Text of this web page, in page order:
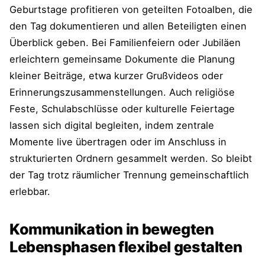
Geburtstage profitieren von geteilten Fotoalben, die
den Tag dokumentieren und allen Beteiligten einen
Überblick geben. Bei Familienfeiern oder Jubiläen
erleichtern gemeinsame Dokumente die Planung
kleiner Beiträge, etwa kurzer Grußvideos oder
Erinnerungszusammenstellungen. Auch religiöse
Feste, Schulabschlüsse oder kulturelle Feiertage
lassen sich digital begleiten, indem zentrale
Momente live übertragen oder im Anschluss in
strukturierten Ordnern gesammelt werden. So bleibt
der Tag trotz räumlicher Trennung gemeinschaftlich
erlebbar.
Kommunikation in bewegten
Lebensphasen flexibel gestalten